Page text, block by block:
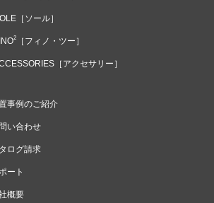
［ソール］
2 ［フィノ・ツー］
［アクセサリー］
事例のご紹介
い合わせ
ログ請求
ート
概要